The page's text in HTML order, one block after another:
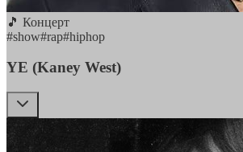
🎵 Концерт
#show#rap#hiphop
YE (Kaney West)